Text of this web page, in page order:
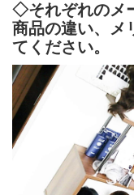
◇それぞれのメ
商品の違い、メ
てください。